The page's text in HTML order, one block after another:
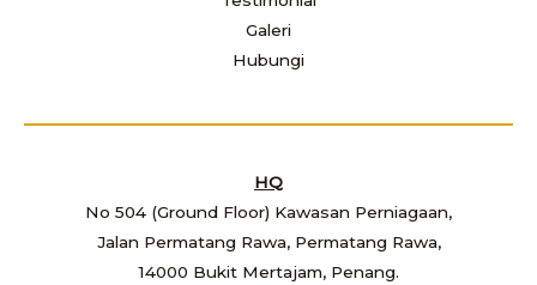
Galeri
Hubungi
HQ
No 504 (Ground Floor) Kawasan Perniagaan,
Jalan Permatang Rawa, Permatang Rawa,
14000 Bukit Mertajam, Penang.